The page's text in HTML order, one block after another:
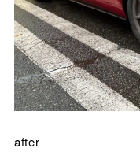
after